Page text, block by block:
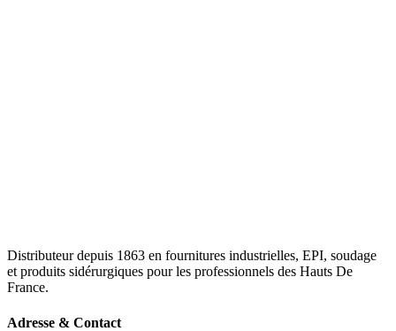
Distributeur depuis 1863 en fournitures industrielles, EPI, soudage
et produits sidérurgiques pour les professionnels des Hauts De
France.
Adresse & Contact